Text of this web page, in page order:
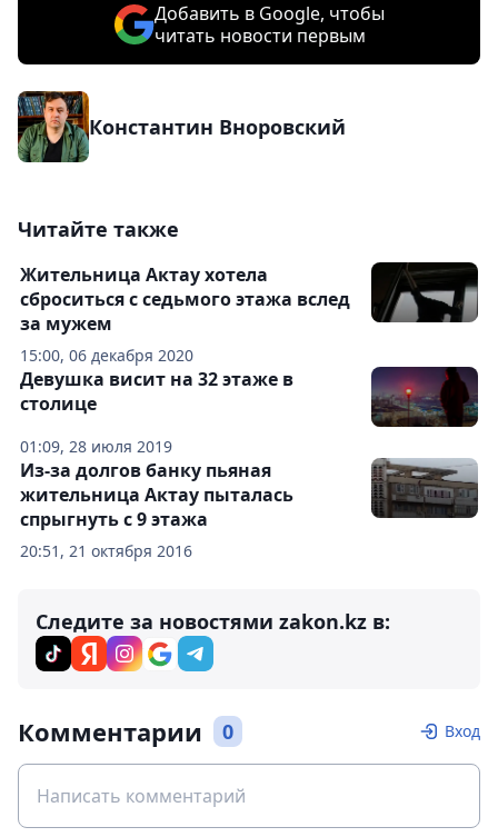
Добавить в Google, чтобы
читать новости первым
Константин Вноровский
Читайте также
15:00, 06 декабря 2020
Жительница Актау хотела
сброситься с седьмого этажа вслед
за мужем
01:09, 28 июля 2019
Девушка висит на 32 этаже в
столице
20:51, 21 октября 2016
Из-за долгов банку пьяная
жительница Актау пыталась
спрыгнуть с 9 этажа
Следите за новостями zakon.kz в:
Комментарии 0 Вход